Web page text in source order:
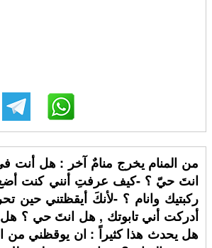
من المنام يخرج منامٌ آخر : هل أنت
انتَ حيّ ؟ -كيف عرفتِ أنني كنت
ركبتيك وانام ؟ -لأنكَ أيقظتني
أدركت أني تابوتك , هل انتَ حي ؟
هل يحدث هذا كثيراً : ان يوقظني من